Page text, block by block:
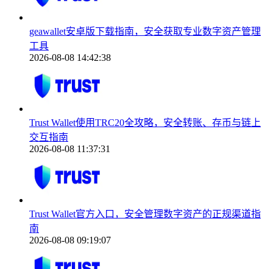
geawallet安卓版下载指南，安全获取专业数字资产管理
工具
2026-08-08 14:42:38
Trust Wallet使用TRC20全攻略，安全转账、存币与链上
交互指南
2026-08-08 11:37:31
Trust Wallet官方入口，安全管理数字资产的正规渠道指
南
2026-08-08 09:19:07